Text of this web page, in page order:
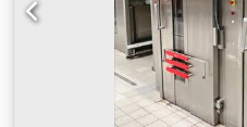
bestilling Vi arbejder
med vores generelle
tekniske ændringer og fejl